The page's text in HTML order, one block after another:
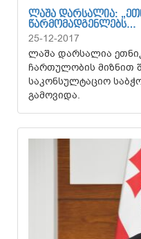
ᲚᲐᲨᲐ ᲓᲐᲠᲡᲐᲚᲘᲐ:
ᲬᲐᲠᲛᲝᲛᲐᲓᲒᲔᲜᲚᲔᲑᲡ…
25-12-2017
ლაშა დარსალია
ჩართულობის მიზნით
საკონსულტაციო
გამოვიდა.